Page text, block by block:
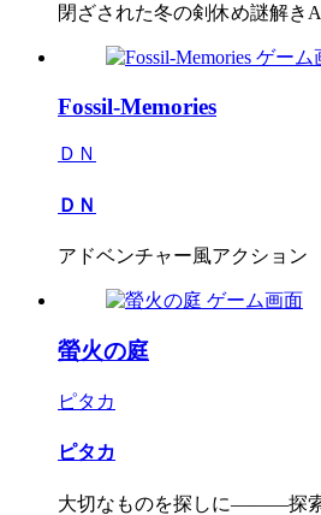
閉ざされた冬の剣休め謎解き
Fossil-Memories
ＤＮ
ＤＮ
アドベンチャー風アクション
螢火の庭
ピタカ
ピタカ
大切なものを探しに―――探